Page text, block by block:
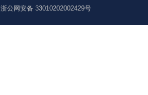
浙公网安备 33010202002429号